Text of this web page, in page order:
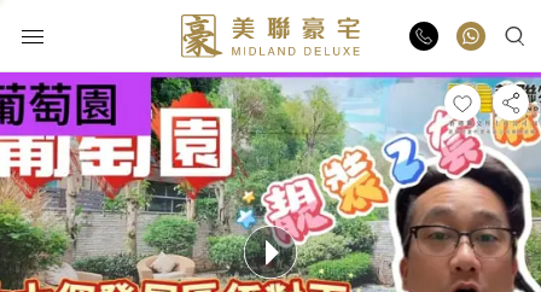
物業出售
物業出租
業主放盤